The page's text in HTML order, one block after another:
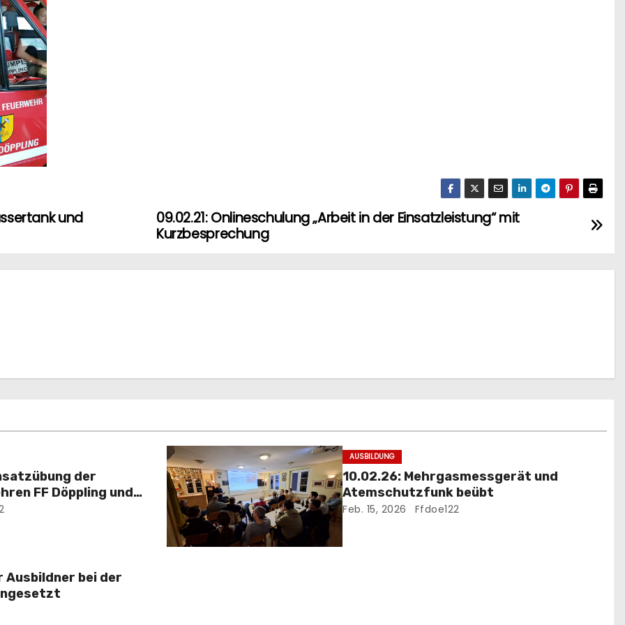
09.02.21: Onlineschulung „Arbeit in der Einsatzleistung“ mit
Kurzbesprechung
und
der
FF Döppling und
AUSBILDUNG
10.02.26: Mehrgasmessgerät und
Atemschutzfunk beübt
Feb. 15, 2026 Ffdoe122
Ausbildner bei der